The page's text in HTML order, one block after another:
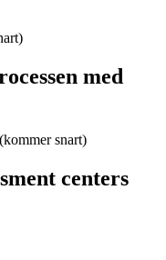
med
snart)
centers